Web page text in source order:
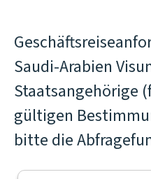
Saudi-Arabien
Staatsangehörige
gültigen
bitte die